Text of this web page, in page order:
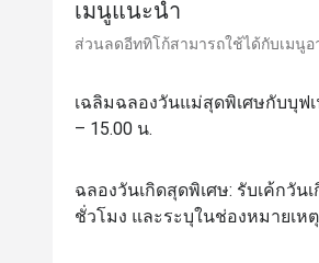
เมนูแนะนำ
ส่วนลดอีททิโก้สามารถใช้ได้กับเมนูอ
เฉลิมฉลองวันแม่สุดพิเศษกับบุฟ
– 15.00 น.
ฉลองวันเกิดสุดพิเศษ: รับเค้กวั
ชั่วโมง และระบุในช่องหมายเห